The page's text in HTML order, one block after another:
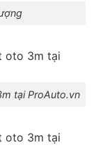
tại ProAuto.vn